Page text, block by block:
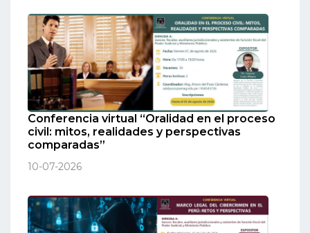
Conferencia virtual “Oralidad en el proceso
civil: mitos, realidades y perspectivas
comparadas”
10-07-2026